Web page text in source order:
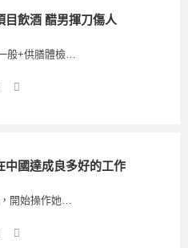
目飲酒 醋男揮刀傷人
般+供膳體檢…
中國達成良多好的工作
開始操作她…